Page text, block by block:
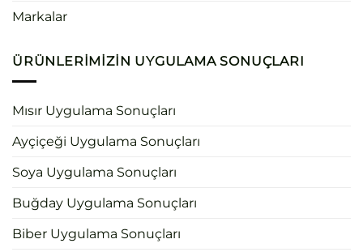
Markalar
ÜRÜNLERIMIZIN UYGULAMA SONUÇLARI
Mısır Uygulama Sonuçları
Ayçiçeği Uygulama Sonuçları
Soya Uygulama Sonuçları
Buğday Uygulama Sonuçları
Biber Uygulama Sonuçları